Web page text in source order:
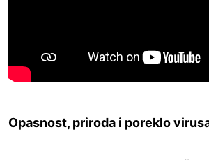
Opasnost, priroda i poreklo